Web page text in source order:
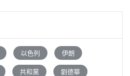
以色列 伊朗
共和黨 劉德華